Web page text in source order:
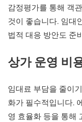
감정평가를 통해 객
것이 좋습니다. 임대
법적 대응 방안도 준
상가 운영 비
임대료 부담을 줄이
화가 필수적입니다.
영 효율화 등을 통해